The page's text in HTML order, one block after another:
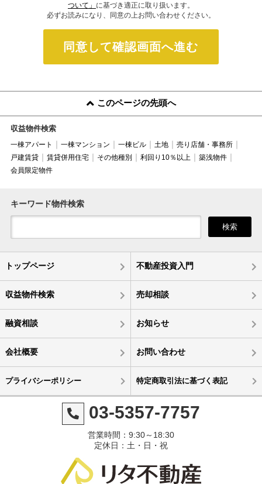
ついて」 に基づき適正に取り扱います。
必ずお読みになり、同意の上お問い合わせください。
同意して確認画面へ進む
このページの先頭へ
収益物件検索
一棟アパート 一棟マンション 一棟ビル 土地
売り店舗・事務所
戸建賃貸
賃貸併用住宅 その他種別 利回り10％以上
築浅物件
会員限定物件
キーワード物件検索
検索
トップページ 不動産投資入門
収益物件検索 売却相談
融資相談 お知らせ
会社概要 お問い合わせ
プライバシーポリシー 特定商取引法に基づく表記
03-5357-7757
営業時間：9:30～18:30
定休日：土・日・祝